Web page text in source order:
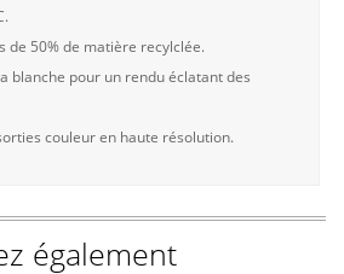
de 50% de matière recylclée.
blanche pour un rendu éclatant des
couleur en haute résolution.
également